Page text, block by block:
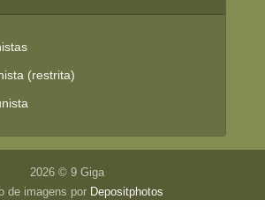
(restrita)
2026 © 9 Giga
de imagens por Depositphotos